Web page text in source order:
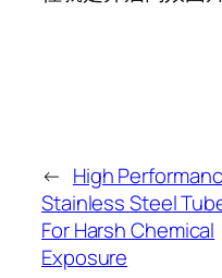
← High
Stainless Steel
For Harsh Chemical
Exposure